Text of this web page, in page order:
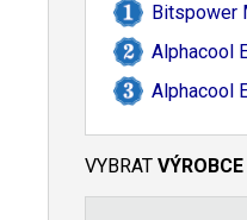
Bitspower
Alphacool
Alphacool
VYBRAT VÝROBCE